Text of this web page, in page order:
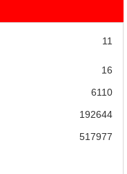
11
16
6110
192644
517977